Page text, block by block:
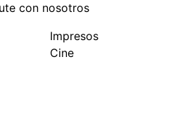
con nosotros
Impresos
Cine